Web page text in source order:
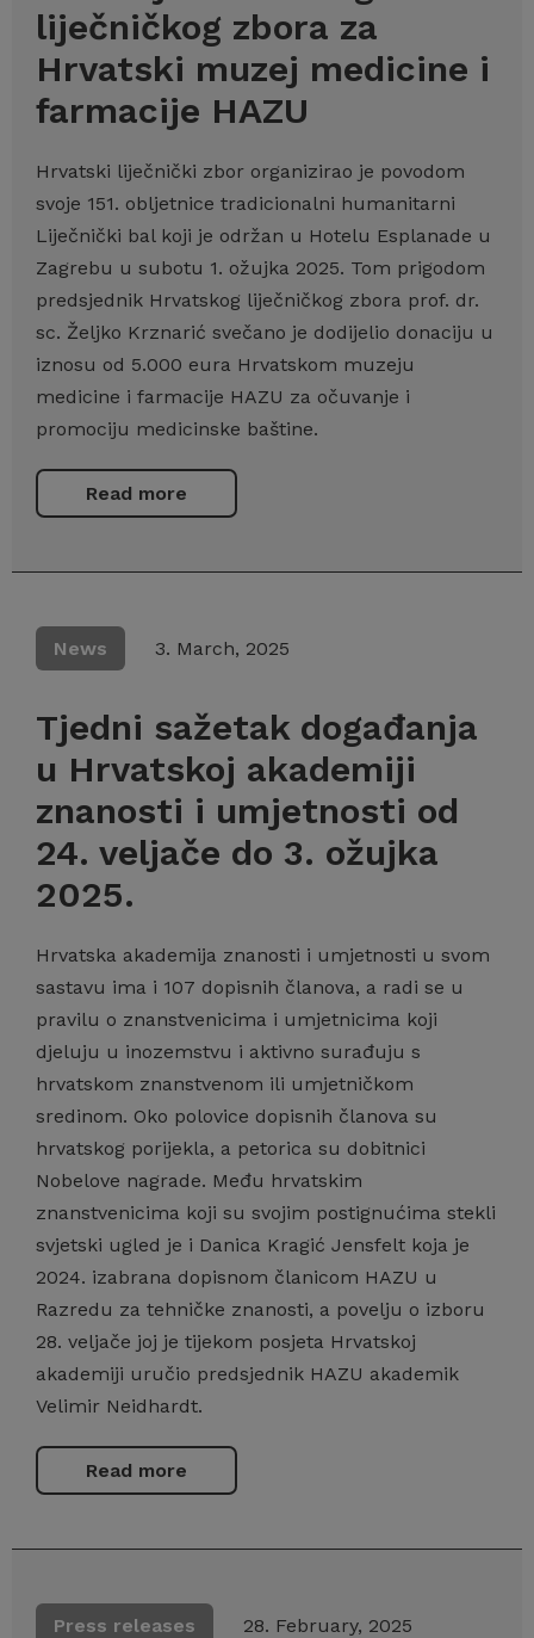
liječničkog zbora za
Hrvatski muzej medicine i
farmacije HAZU
Hrvatski liječnički zbor organizirao je povodom
svoje 151. obljetnice tradicionalni humanitarni
Liječnički bal koji je održan u Hotelu Esplanade u
Zagrebu u subotu 1. ožujka 2025. Tom prigodom
predsjednik Hrvatskog liječničkog zbora prof. dr.
sc. Željko Krznarić svečano je dodijelio donaciju u
iznosu od 5.000 eura Hrvatskom muzeju
medicine i farmacije HAZU za očuvanje i
promociju medicinske baštine.
Read more
News 3. March, 2025
Tjedni sažetak događanja
u Hrvatskoj akademiji
znanosti i umjetnosti od
24. veljače do 3. ožujka
2025.
Hrvatska akademija znanosti i umjetnosti u svom
sastavu ima i 107 dopisnih članova, a radi se u
pravilu o znanstvenicima i umjetnicima koji
djeluju u inozemstvu i aktivno surađuju s
hrvatskom znanstvenom ili umjetničkom
sredinom. Oko polovice dopisnih članova su
hrvatskog porijekla, a petorica su dobitnici
Nobelove nagrade. Među hrvatskim
znanstvenicima koji su svojim postignućima stekli
svjetski ugled je i Danica Kragić Jensfelt koja je
2024. izabrana dopisnom članicom HAZU u
Razredu za tehničke znanosti, a povelju o izboru
28. veljače joj je tijekom posjeta Hrvatskoj
akademiji uručio predsjednik HAZU akademik
Velimir Neidhardt.
Read more
Press releases 28. February, 2025